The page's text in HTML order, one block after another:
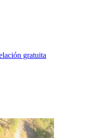
gratuita